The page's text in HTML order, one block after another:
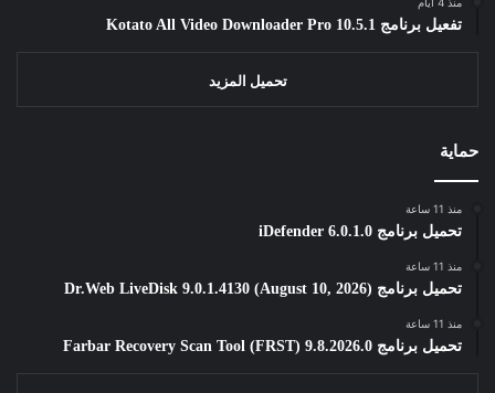
تفعيل برنامج Kotato All Video Downloader Pro 10.5.1
تحميل المزيد
حماية
منذ 11 ساعة
تحميل برنامج iDefender 6.0.1.0
منذ 11 ساعة
تحميل برنامج Dr.Web LiveDisk 9.0.1.4130 (August 10, 2026)
منذ 11 ساعة
تحميل برنامج Farbar Recovery Scan Tool (FRST) 9.8.2026.0